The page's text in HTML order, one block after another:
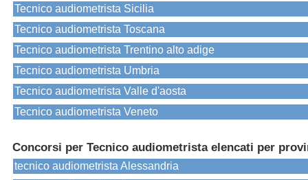
Tecnico audiometrista Sicilia
Tecnico audiometrista Toscana
Tecnico audiometrista Trentino alto adige
Tecnico audiometrista Umbria
Tecnico audiometrista Valle d'aosta
Tecnico audiometrista Veneto
Concorsi per Tecnico audiometrista elencati per
tecnico audiometrista Alessandria